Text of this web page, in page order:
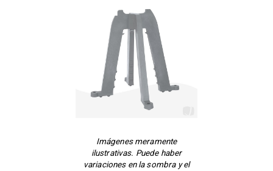
Imágenes meramente
ilustrativas. Puede haber
variaciones en la sombra y el